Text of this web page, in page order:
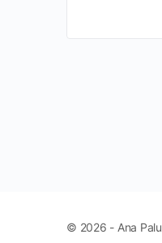
© 2026 - Ana Palu